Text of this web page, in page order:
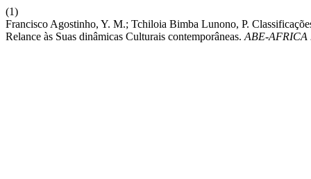
(1)
Francisco Agostinho, Y. M.; Tchiloia Bimba Lunono, P.
Relance às Suas dinâmicas Culturais contemporâneas. ABE-AFRICA